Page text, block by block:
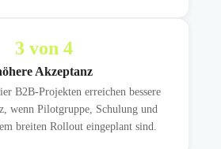
3von 4
Akzeptanz
B2B-Projekten erreichen bessere
wenn Pilotgruppe, Schulung und
breiten Rollout eingeplant sind.